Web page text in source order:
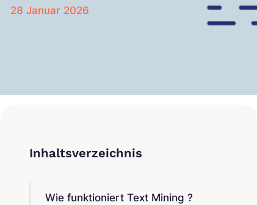
28 Januar 2026
Wie funktioniert Text Mining ?